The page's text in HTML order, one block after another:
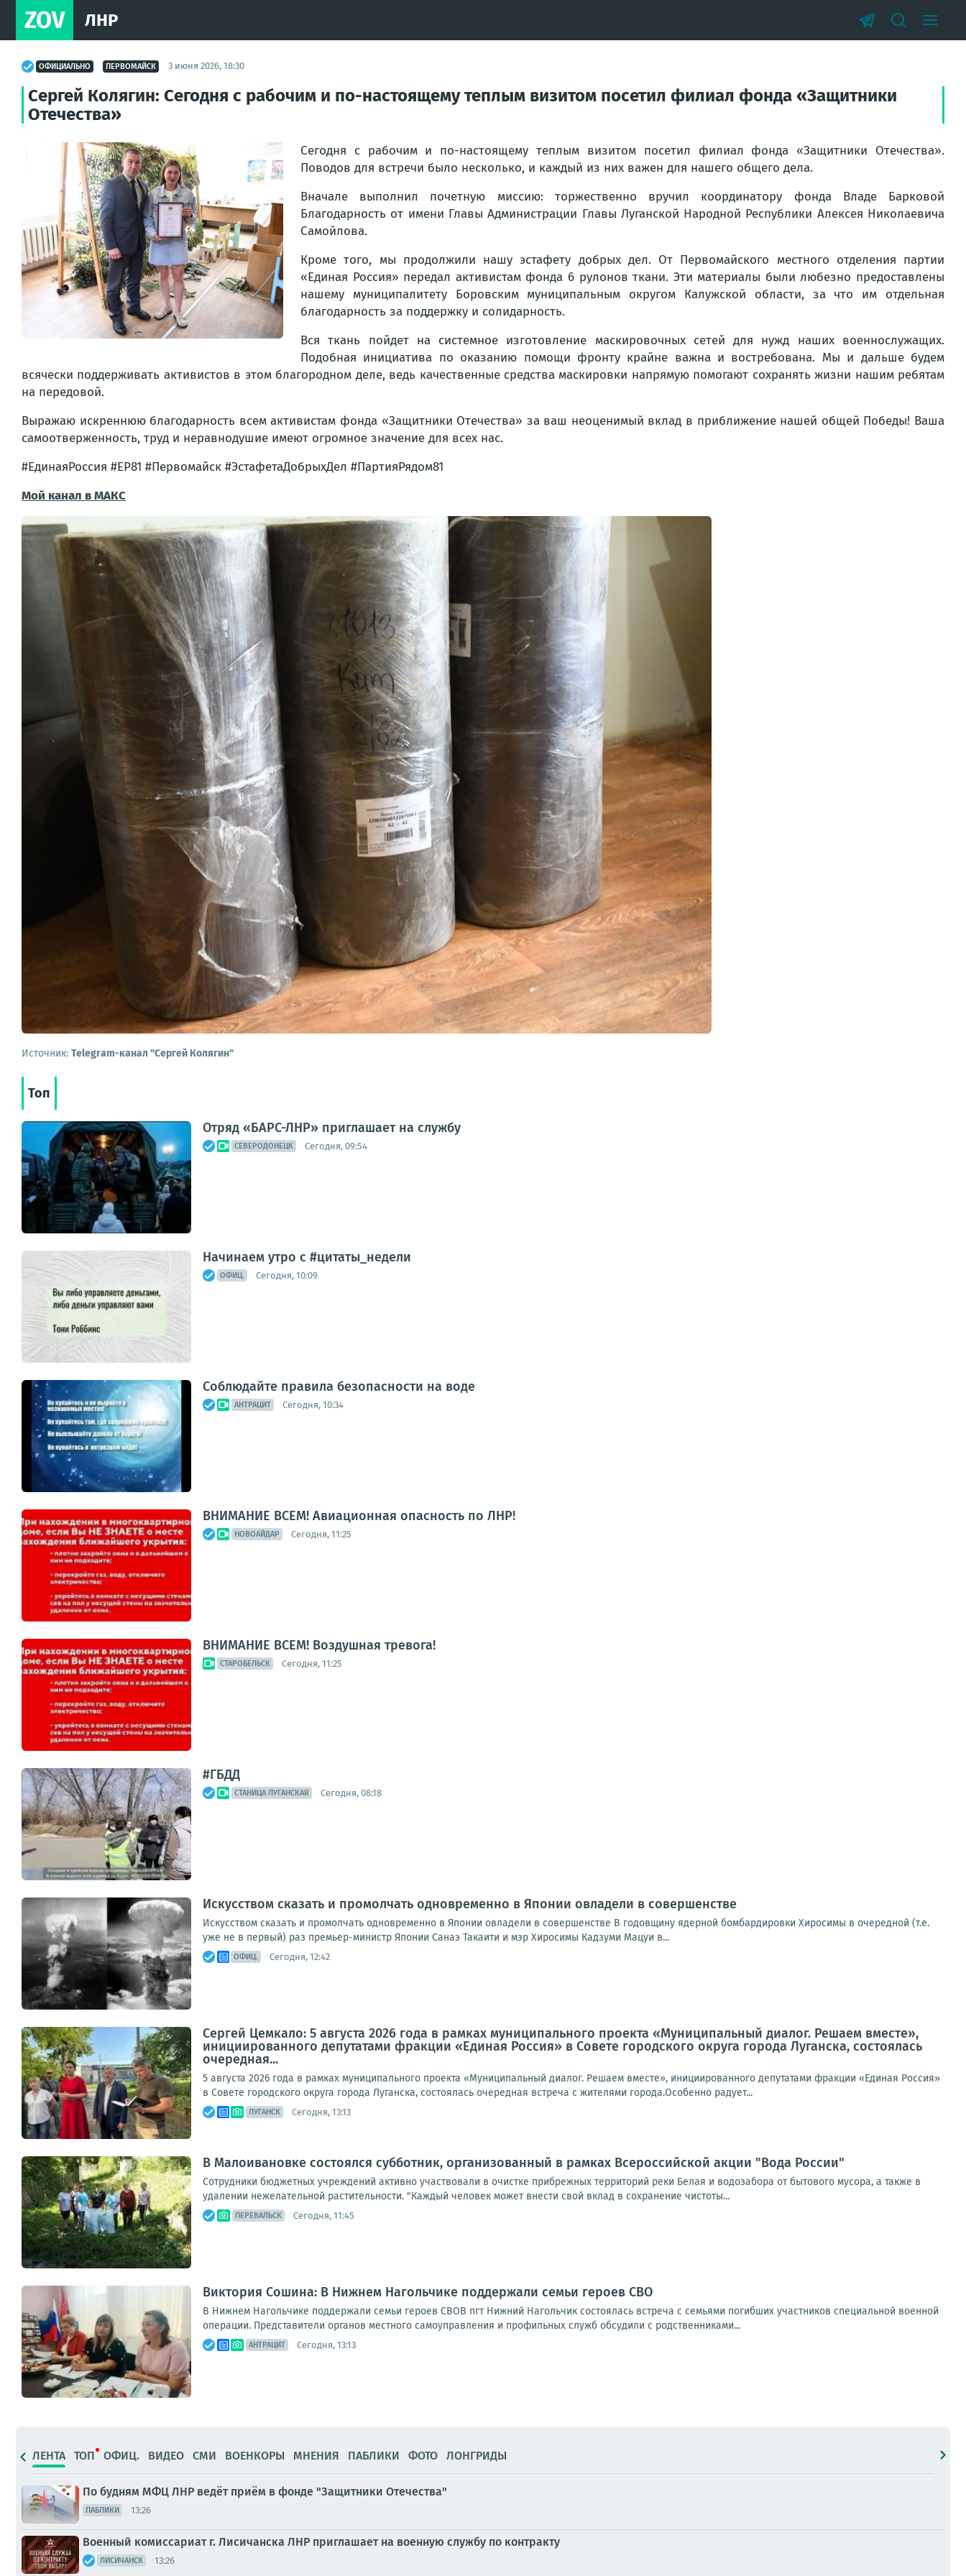
ZOV ЛНР
ОФИЦИАЛЬНО ПЕРВОМАЙСК 3 июня 2026, 18:30
Сергей Колягин: Сегодня с рабочим и по-настоящему теплым визитом посетил филиал фонда «Защитники
Отечества»
Сегодня с рабочим и по-настоящему теплым визитом посетил филиал фонда «Защитники Отечества».
Поводов для встречи было несколько, и каждый из них важен для нашего общего дела.
Вначале выполнил почетную миссию: торжественно вручил координатору фонда Владе Барковой
Благодарность от имени Главы Администрации Главы Луганской Народной Республики Алексея Николаевича
Самойлова.
Кроме того, мы продолжили нашу эстафету добрых дел. От Первомайского местного отделения партии
«Единая Россия» передал активистам фонда 6 рулонов ткани. Эти материалы были любезно предоставлены
нашему муниципалитету Боровским муниципальным округом Калужской области, за что им отдельная
благодарность за поддержку и солидарность.
Вся ткань пойдет на системное изготовление маскировочных сетей для нужд наших военнослужащих.
Подобная инициатива по оказанию помощи фронту крайне важна и востребована. Мы и дальше будем
всячески поддерживать активистов в этом благородном деле, ведь качественные средства маскировки напрямую помогают сохранять жизни нашим ребятам
на передовой.
Выражаю искреннюю благодарность всем активистам фонда «Защитники Отечества» за ваш неоценимый вклад в приближение нашей общей Победы! Ваша
самоотверженность, труд и неравнодушие имеют огромное значение для всех нас.
#ЕдинаяРоссия #ЕР81 #Первомайск #ЭстафетаДобрыхДел #ПартияРядом81
Мой канал в МАКС
Источник: Telegram-канал "Сергей Колягин"
Топ
Отряд «БАРС-ЛНР» приглашает на службу
СЕВЕРОДОНЕЦК Сегодня, 09:54
Начинаем утро с #цитаты_недели
ОФИЦ. Сегодня, 10:09
Соблюдайте правила безопасности на воде
АНТРАЦИТ Сегодня, 10:34
ВНИМАНИЕ ВСЕМ! Авиационная опасность по ЛНР!
НОВОАЙДАР Сегодня, 11:25
ВНИМАНИЕ ВСЕМ! Воздушная тревога!
СТАРОБЕЛЬСК Сегодня, 11:25
#ГБДД
СТАНИЦА ЛУГАНСКАЯ Сегодня, 08:18
Искусством сказать и промолчать одновременно в Японии овладели в совершенстве
Искусством сказать и промолчать одновременно в Японии овладели в совершенстве В годовщину ядерной бомбардировки Хиросимы в очередной (т.е.
уже не в первый) раз премьер-министр Японии Санаэ Такаити и мэр Хиросимы Кадзуми Мацуи в...
ОФИЦ. Сегодня, 12:42
Сергей Цемкало: 5 августа 2026 года в рамках муниципального проекта «Муниципальный диалог. Решаем вместе»,
инициированного депутатами фракции «Единая Россия» в Совете городского округа города Луганска, состоялась
очередная...
5 августа 2026 года в рамках муниципального проекта «Муниципальный диалог. Решаем вместе», инициированного депутатами фракции «Единая Россия»
в Совете городского округа города Луганска, состоялась очередная встреча с жителями города.Особенно радует...
ЛУГАНСК Сегодня, 13:13
В Малоивановке состоялся субботник, организованный в рамках Всероссийской акции "Вода России"
Сотрудники бюджетных учреждений активно участвовали в очистке прибрежных территорий реки Белая и водозабора от бытового мусора, а также в
удалении нежелательной растительности. "Каждый человек может внести свой вклад в сохранение чистоты...
ПЕРЕВАЛЬСК Сегодня, 11:45
Виктория Сошина: В Нижнем Нагольчике поддержали семьи героев СВО
В Нижнем Нагольчике поддержали семьи героев СВОВ пгт Нижний Нагольчик состоялась встреча с семьями погибших участников специальной военной
операции. Представители органов местного самоуправления и профильных служб обсудили с родственниками...
АНТРАЦИТ Сегодня, 13:13
ЛЕНТА ТОП ОФИЦ. ВИДЕО СМИ ВОЕНКОРЫ МНЕНИЯ ПАБЛИКИ ФОТО ЛОНГРИДЫ
По будням МФЦ ЛНР ведёт приём в фонде "Защитники Отечества"
ПАБЛИКИ 13:26
Военный комиссариат г. Лисичанска ЛНР приглашает на военную службу по контракту
ЛИСИЧАНСК 13:26